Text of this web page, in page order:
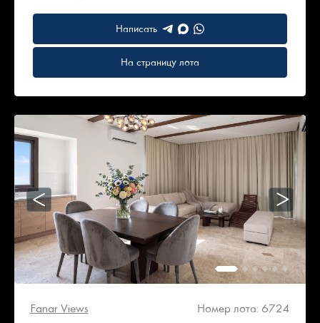
Написать
На страницу лота
Fanar Views Номер лота: 6724